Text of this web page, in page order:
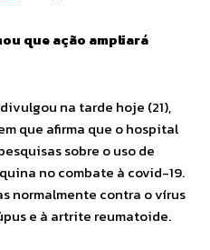
que ação ampliará
na tarde hoje (21),
que afirma que o hospital
sobre o uso de
no combate à covid-19.
normalmente contra o vírus
e à artrite reumatoide.